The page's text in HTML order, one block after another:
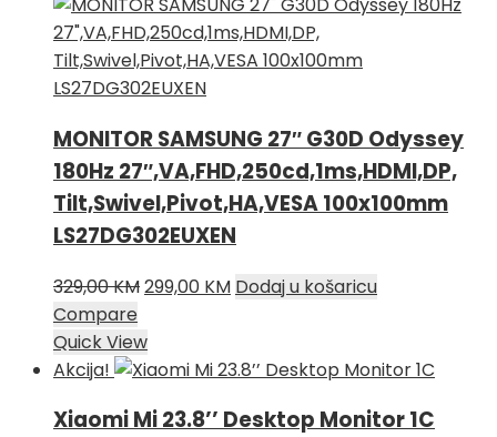
MONITOR SAMSUNG 27″ G30D Odyssey
180Hz 27″,VA,FHD,250cd,1ms,HDMI,DP,
Tilt,Swivel,Pivot,HA,VESA 100x100mm
LS27DG302EUXEN
329,00KMIzvorna
bila
je:
299,00 KMTrenutna
299,00 KM.
Dodaj u košaricu
Compare
Quick View
Akcija!
Xiaomi Mi 23.8’’ Desktop Monitor 1C